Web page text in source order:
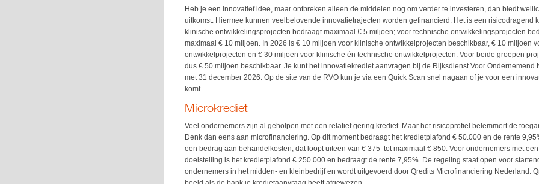
Heb je een innovatief idee, maar ontbreken alleen de middelen nog om verder te investeren, dan biedt
uitkomst. Hiermee kunnen veelbelovende innovatietrajecten worden gefinancierd. Het is een risicodragend
klinische ontwikkelingsprojecten bedraagt maximaal € 5 miljoen; voor technische ontwikkelingsprojecten
maximaal € 10 miljoen. In 2026 is € 10 miljoen voor klinische ontwikkelprojecten beschikbaar, € 10 miljoen
ontwikkelprojecten en € 30 miljoen voor klinische én technische ontwikkelprojecten. Voor beide groepen
dus € 50 miljoen beschikbaar. Je kunt het innovatiekrediet aanvragen bij de Rijksdienst Voor Ondernemend
met 31 december 2026. Op de site van de RVO kun je via een Quick Scan snel nagaan of je voor een
komt.
Microkrediet
Veel ondernemers zijn al geholpen met een relatief gering krediet. Maar het risicoprofiel belemmert de
Denk dan eens aan microfinanciering. Op dit moment bedraagt het kredietplafond € 50.000 en de rente
een bedrag aan behandelkosten, dat loopt uiteen van € 375 tot maximaal € 850. Voor ondernemers met
doelstelling is het kredietplafond € 250.000 en bedraagt de rente 7,95%. De regeling staat open voor
ondernemers in het midden- en kleinbedrijf en wordt uitgevoerd door Qredits Microfinanciering Nederland.